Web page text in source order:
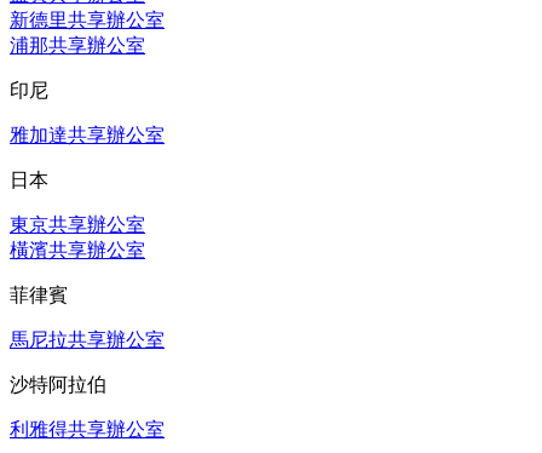
新德里共享辦公室
浦那共享辦公室
印尼
雅加達共享辦公室
日本
東京共享辦公室
橫濱共享辦公室
菲律賓
馬尼拉共享辦公室
沙特阿拉伯
利雅得共享辦公室